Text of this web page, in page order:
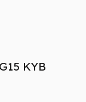
KYB